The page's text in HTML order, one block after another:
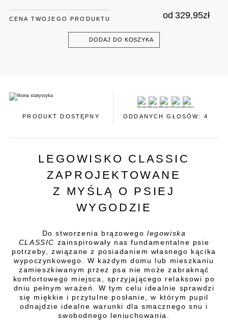
CENA TWOJEGO PRODUKTU od 329,95zł
DODAJ DO KOSZYKA
PRODUKT DOSTĘPNY ODDANYCH GŁOSÓW: 4
LEGOWISKO CLASSIC
ZAPROJEKTOWANE
Z MYŚLĄ O PSIEJ
WYGODZIE
Do stworzenia brązowego legowiska
CLASSIC zainspirowały nas fundamentalne psie
potrzeby, związane z posiadaniem własnego kącika
wypoczynkowego. W każdym domu lub mieszkaniu
zamieszkiwanym przez psa nie może zabraknąć
komfortowego miejsca, sprzyjającego relaksowi po
dniu pełnym wrażeń. W tym celu idealnie sprawdzi
się miękkie i przytulne posłanie, w którym pupil
odnajdzie idealne warunki dla smacznego snu i
swobodnego leniuchowania.